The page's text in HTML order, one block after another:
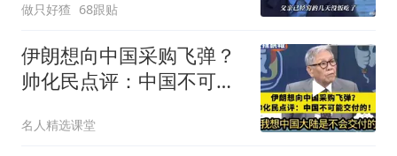
做只好猹 68跟贴
伊朗想向中国采购飞弹？
帅化民点评：中国不可能
名人精选课堂